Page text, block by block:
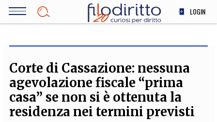
Salta
LOGIN
SOCIETÀ
MEDICINA
SCIENZA
STORIA E FILOSOFIA
Corte di Cassazione: nessuna
agevolazione fiscale “prima
casa” se non si è ottenuta la
residenza nei termini previsti